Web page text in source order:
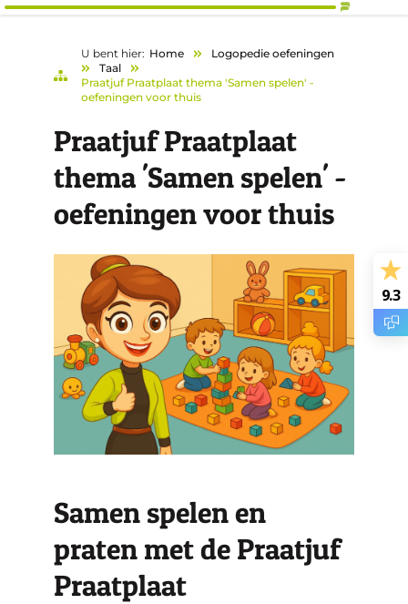
U bent hier: Home
Logopedie oefeningen
Taal
Praatjuf Praatplaat thema 'Samen spelen' -
oefeningen voor thuis
Praatjuf Praatplaat
thema 'Samen spelen' -
oefeningen voor thuis
Samen spelen en
praten met de Praatjuf
Praatplaat
9.3